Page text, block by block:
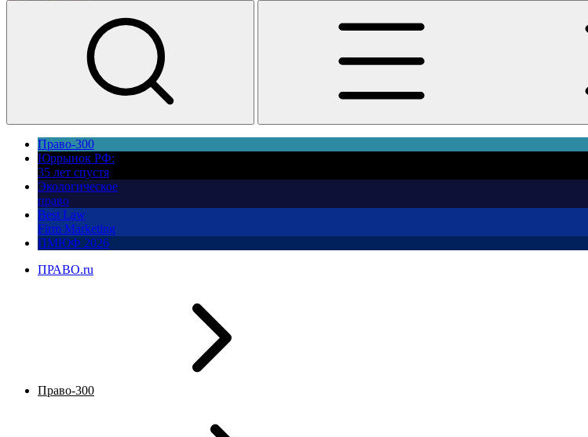
Право-300
Юррынок РФ:
35 лет спустя
Экологическое
право
Best Law
Firm Marketing
ПМЮФ 2026
ПРАВО.ru
Право-300